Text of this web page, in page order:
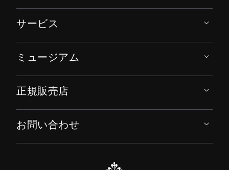
サービス
ミュージアム
正規販売店
お問い合わせ